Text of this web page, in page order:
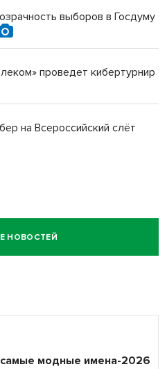
выборов в Госдуму
проведет кибертурнир
на Всероссийский слёт
НОВОСТЕЙ
модные имена-2026